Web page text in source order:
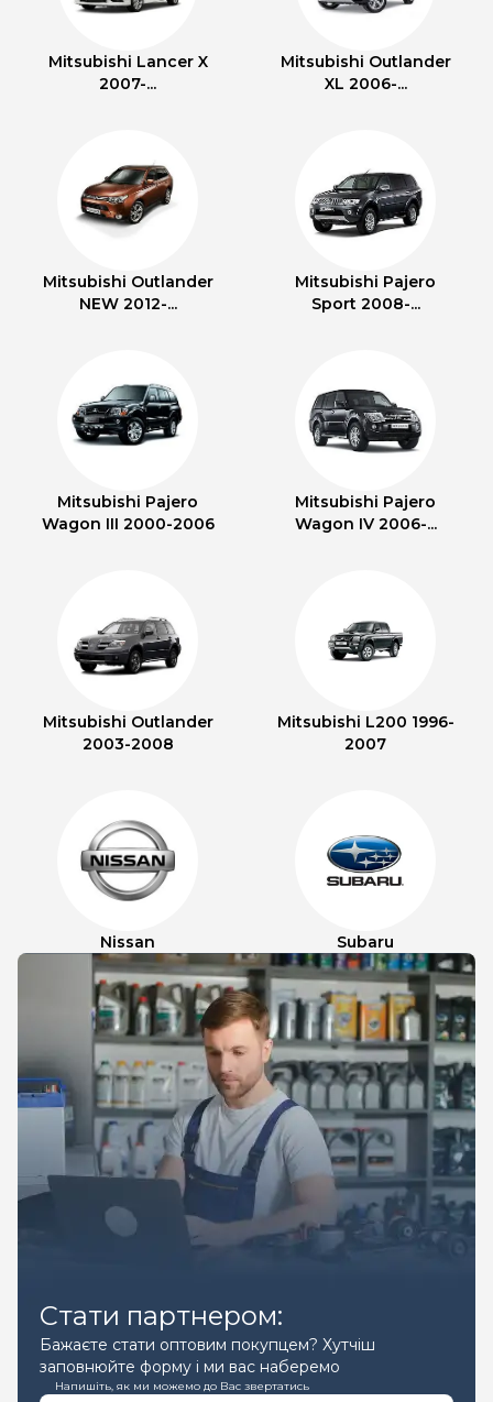
Mitsubishi Lancer X
2007-...
Mitsubishi Outlander
XL 2006-...
Mitsubishi Outlander
NEW 2012-...
Mitsubishi Pajero
Sport 2008-...
Mitsubishi Pajero
Wagon III 2000-2006
Mitsubishi Pajero
Wagon IV 2006-...
Mitsubishi Outlander
2003-2008
Mitsubishi L200 1996-
2007
Nissan Subaru
Стати партнером:
Бажаєте стати оптовим покупцем? Хутчіш
заповнюйте форму і ми вас наберемо
Напишіть, як ми можемо до Вас звертатись